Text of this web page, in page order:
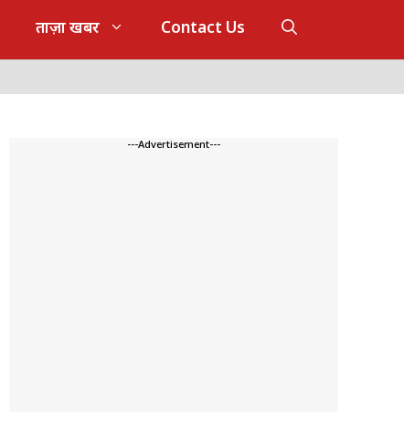
ताज़ा खबर Contact Us
---Advertisement---